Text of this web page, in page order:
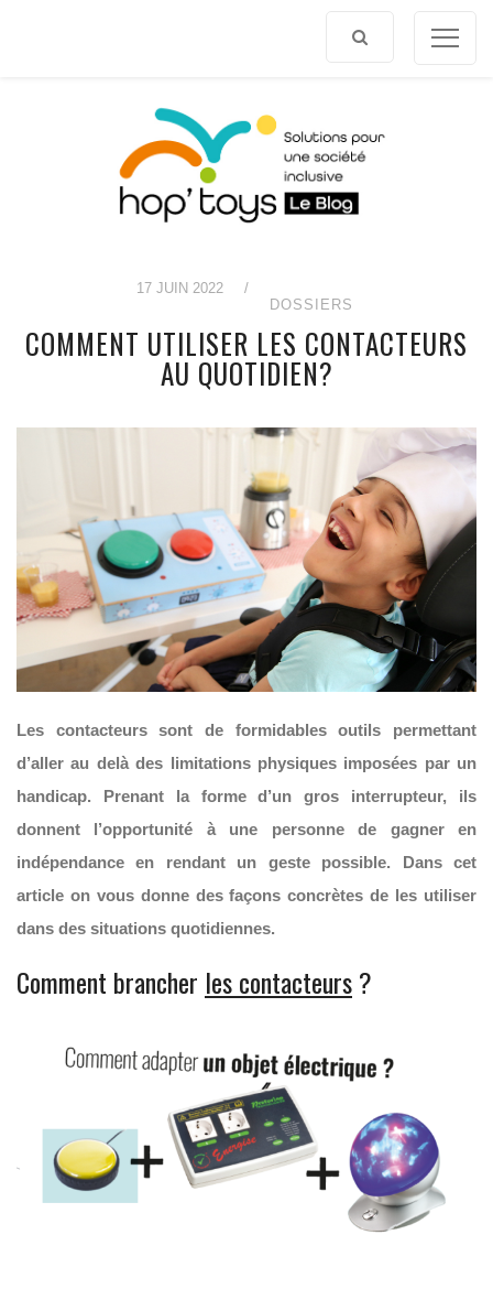
17 JUIN 2022
/
DOSSIERS
COMMENT UTILISER LES CONTACTEURS
AU QUOTIDIEN?
Les contacteurs sont de formidables outils permettant
d’aller au delà des limitations physiques imposées par un
handicap. Prenant la forme d’un gros interrupteur, ils
donnent l’opportunité à une personne de gagner en
indépendance en rendant un geste possible. Dans cet
article on vous donne des façons concrètes de les utiliser
dans des situations quotidiennes.
Comment brancher les contacteurs?